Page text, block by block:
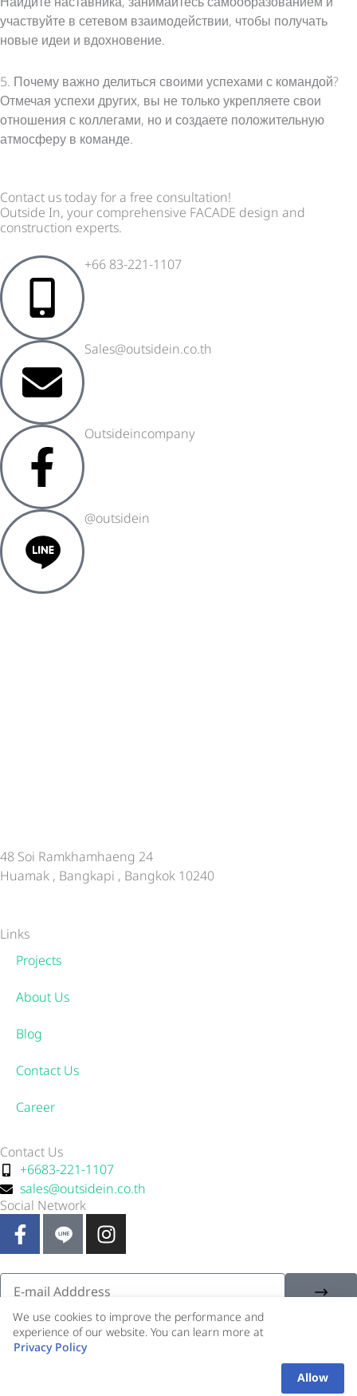
участвуйте в сетевом взаимодействии, чтобы получать
новые идеи и вдохновение.
5. Почему важно делиться своими успехами с командой?
Отмечая успехи других, вы не только укрепляете свои
отношения с коллегами, но и создаете положительную
атмосферу в команде.
Contact us today for a free consultation!
Outside In, your comprehensive FACADE design and
construction experts.
+66 83-221-1107
Sales@outsidein.co.th
Outsideincompany
@outsidein
48 Soi Ramkhamhaeng 24
Huamak , Bangkapi , Bangkok 10240
Links
Projects
About Us
Blog
Contact Us
Career
Contact Us
+6683-221-1107
sales@outsidein.co.th
Social Network
F
a
c
e
b
o
o
I
n
s
t
a
g
r
Email
Copyright Information: © 2024 OUTSIDE IN
We use cookies to improve the performance and
experience of our website. You can learn more at
Privacy Policy
Allow